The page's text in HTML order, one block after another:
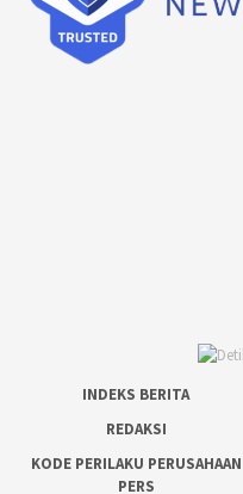
INDEKS BERITA
REDAKSI
KODE PERILAKU PERUSAHAAN
PERS